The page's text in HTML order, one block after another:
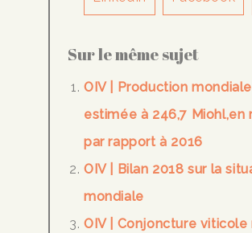
Sur le même sujet
OIV | Production
estimée à 246,7 Miohl,en
par rapport à 2016
OIV | Bilan 2018 sur la
mondiale
OIV | Conjoncture viticole